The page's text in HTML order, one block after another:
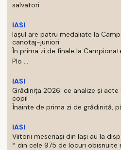
salvatori ...
IASI
Iaşul are patru medaliate la
canotaj-juniori
În prima zi de finale la
Plo ...
IASI
Grădinița 2026: ce analize și
copil
Înainte de prima zi de grădinită,
IASI
Viitorii meseriași din Iași au la
* din cele 975 de locuri obisnuite